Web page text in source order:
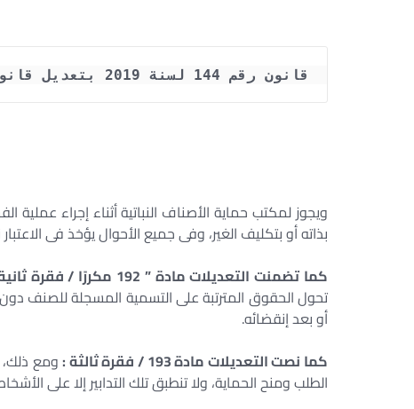
قانون رقم 144 لسنة 2019 بتعديل قانون حماية الملكية الفكرية رقم 82 لسنة 2002
ويجوز لمكتب حماية الأصناف النباتية أثناء إجراء عملية
بذاته أو بتكليف الغير، وفى جميع الأحوال يؤخذ فى الاعتبار
كما تضمنت التعديلات مادة ” 192 مكررًا / فقرة ثانية ” :
تحول الحقوق المترتبة على التسمية المسجلة للصنف
أو بعد إنقضائه.
كما نصت التعديلات مادة 193 / فقرة ثالثة :
ومع ذلك،
الطلب ومنح الحماية، ولا تنطبق تلك التدابير إلا على